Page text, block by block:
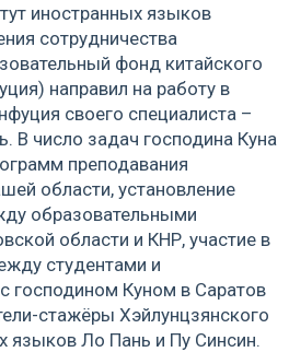
иностранных языков
сотрудничества
фонд китайского
направил на работу в
своего специалиста –
В число задач господина Куна
преподавания
области, установление
образовательными
области и КНР, участие в
студентами и
господином Куном в Саратов
стажёры Хэйлунцзянского
языков Ло Пань и Пу Синсин.